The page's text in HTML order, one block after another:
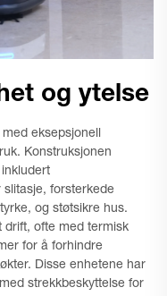
og ytelse
eksepsjonell
Konstruksjonen
forsterkede
og støtsikre hus.
drift, ofte med termisk
for å forhindre
Disse enhetene har
strekkbeskyttelse for